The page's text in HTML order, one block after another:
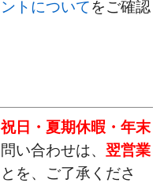
トについてをご確認
祝日・夏期休暇・年末
い合わせは、翌営業
を、ご了承くださ